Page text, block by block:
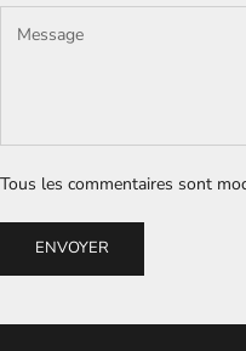
Tous les commentaires sont
ENVOYER